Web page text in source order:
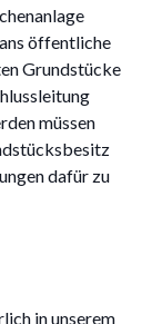
öffentliche
Grundstücke
müssen
dafür zu
in unserem